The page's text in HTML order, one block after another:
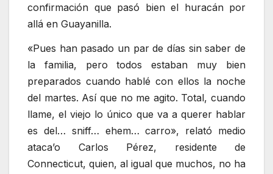
confirmación que pasó bien el huracán por
allá en Guayanilla.
«Pues han pasado un par de días sin saber de
la familia, pero todos estaban muy bien
preparados cuando hablé con ellos la noche
del martes. Así que no me agito. Total, cuando
llame, el viejo lo único que va a querer hablar
es del… sniff… ehem… carro», relató medio
ataca’o Carlos Pérez, residente de
Connecticut, quien, al igual que muchos, no ha